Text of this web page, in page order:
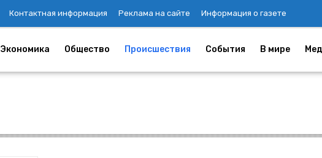
Контактная информация Реклама на сайте Информация о газете
Экономика Общество Происшествия События В мире